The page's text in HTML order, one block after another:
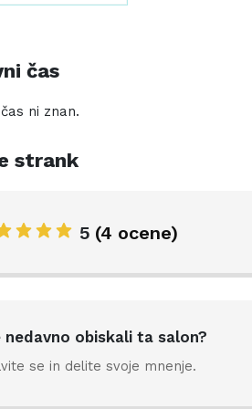
čas
ni znan.
strank
5 (4 ocene)
nedavno obiskali ta salon?
se in delite svoje mnenje.